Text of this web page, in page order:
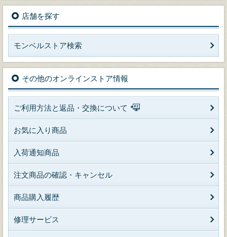
店舗を探す
モンベルストア検索
その他のオンラインストア情報
ご利用方法と返品・交換について
お気に入り商品
入荷通知商品
注文商品の確認・キャンセル
商品購入履歴
修理サービス